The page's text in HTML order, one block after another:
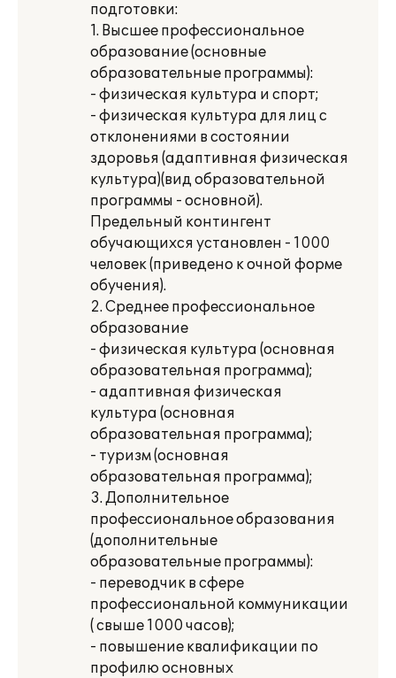
подготовки:
1. Высшее профессиональное
образование (основные
образовательные программы):
- физическая культура и спорт;
- физическая культура для лиц с
отклонениями в состоянии
здоровья (адаптивная физическая
культура)(вид образовательной
программы - основной).
Предельный контингент
обучающихся установлен - 1000
человек (приведено к очной форме
обучения).
2. Среднее профессиональное
образование
- физическая культура (основная
образовательная программа);
- адаптивная физическая
культура (основная
образовательная программа);
- туризм (основная
образовательная программа);
3. Дополнительное
профессиональное образования
(дополнительные
образовательные программы):
- переводчик в сфере
профессиональной коммуникации
( свыше 1000 часов);
- повышение квалификации по
профилю основных